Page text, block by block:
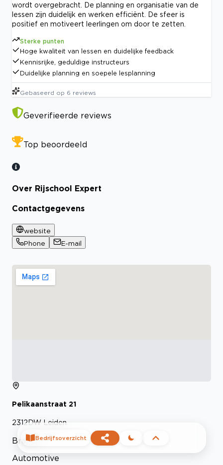
wordt overgebracht. De planning en organisatie van de
lessen zijn duidelijk en werken efficiënt. De sfeer is
positief en motiveert leerlingen om door te zetten.
Sterke punten
Hoge kwaliteit van lessen en duidelijke feedback
Kennisrijke, geduldige instructeurs
Duidelijke planning en soepele lesplanning
Gebaseerd op 6 reviews
Geverifieerde reviews
Top beoordeeld
Over Rijschool Expert
Contactgegevens
website
Phone
E-mail
Pelikaanstraat 21
2312DW Leiden
Branch
Automotive
Bedrijfsoverzicht